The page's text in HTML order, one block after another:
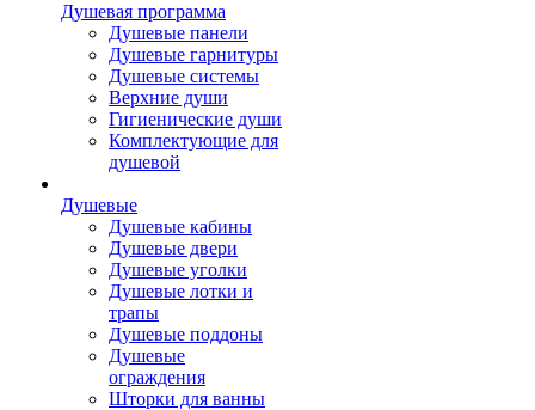
Душевая программа
Душевые панели
Душевые гарнитуры
Душевые системы
Верхние души
Гигиенические души
Комплектующие для
душевой
Душевые
Душевые кабины
Душевые двери
Душевые уголки
Душевые лотки и
трапы
Душевые поддоны
Душевые
ограждения
Шторки для ванны